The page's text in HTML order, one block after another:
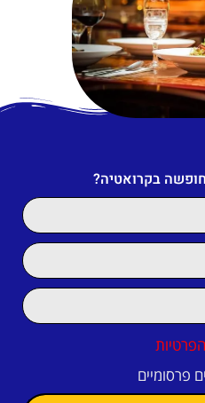
בקרואטיה?
פרסומיים